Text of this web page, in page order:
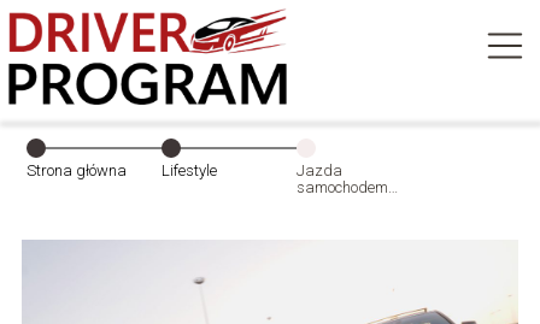
Strona główna Lifestyle
Jazda
samochodem